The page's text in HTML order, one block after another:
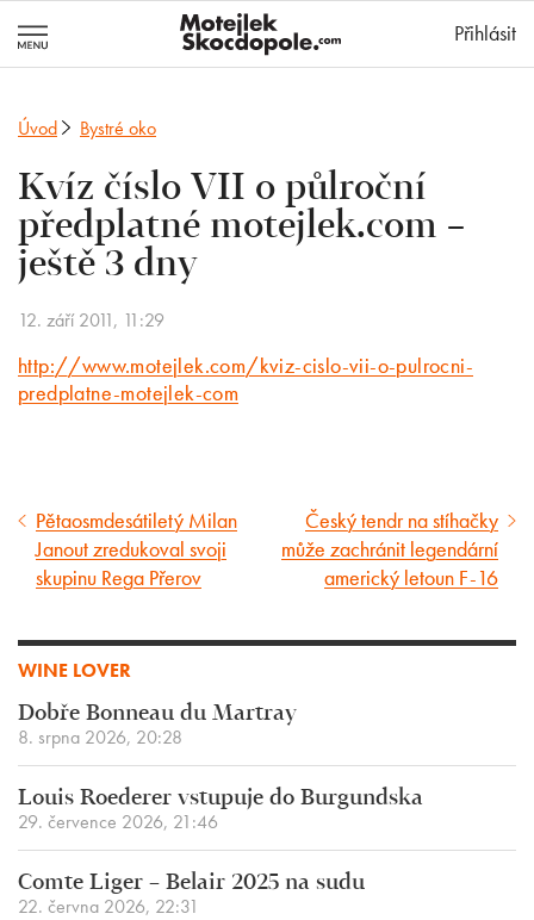
Přihlásit
Úvod Bystré oko
Kvíz číslo VII o půlroční
předplatné motejlek.com –
ještě 3 dny
12. září 2011, 11:29
http://www.motejlek.com/kviz-cislo-vii-o-pulrocni-
predplatne-motejlek-com
Předcházející
článek
Pětaosmdesátiletý Milan
Janout zredukoval svoji
skupinu Rega Přerov
Následující
článek
Český tendr na stíhačky
může zachránit legendární
americký letoun F-16
WINE LOVER
Dobře Bonneau du Martray
8. srpna 2026, 20:28
Louis Roederer vstupuje do Burgundska
29. července 2026, 21:46
Comte Liger – Belair 2025 na sudu
22. června 2026, 22:31